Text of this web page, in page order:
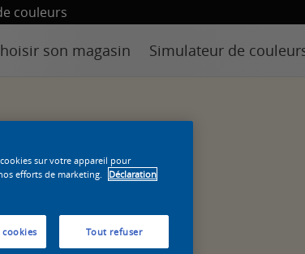
couleurs
son magasin Simulateur de
sur votre appareil pour
efforts de marketing.
Déclaration
Tout refuser